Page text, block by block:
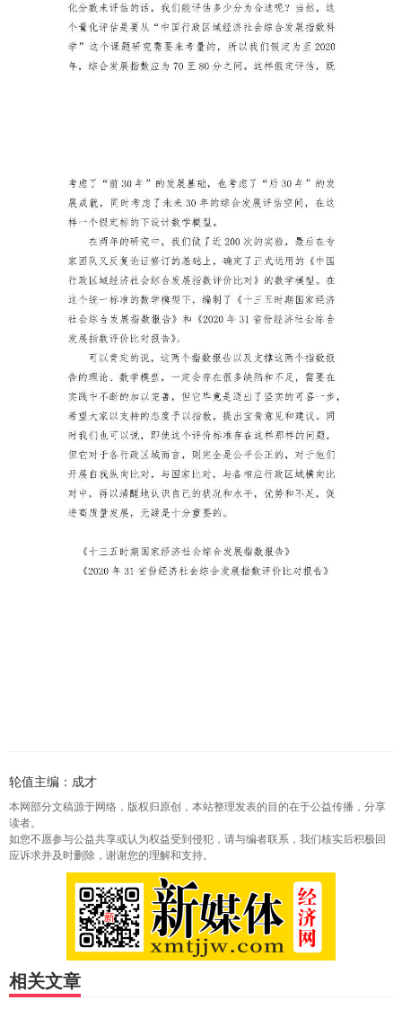
轮值主编：成才
本网部分文稿源于网络，版权归原创，本站整理发表的目的在于公益传播，分享
读者。
如您不愿参与公益共享或认为权益受到侵犯，请与编者联系，我们核实后积极回
应诉求并及时删除，谢谢您的理解和支持。
相关文章